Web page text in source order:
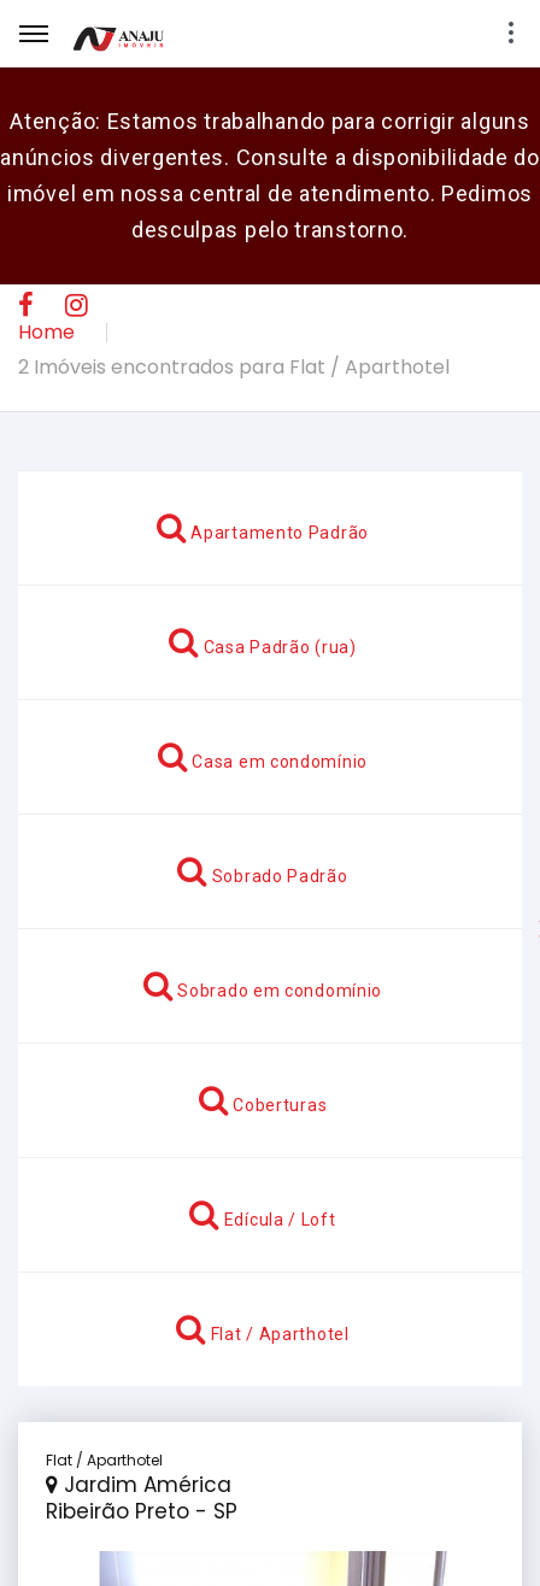
Atenção: Estamos trabalhando para corrigir alguns
anúncios divergentes. Consulte a disponibilidade do
imóvel em nossa central de atendimento. Pedimos
desculpas pelo transtorno.
E-mail
Home
2 Imóveis encontrados para Flat / Aparthotel
Apartamento Padrão
Casa Padrão (rua)
Casa em condomínio
Sobrado Padrão
Sobrado em condomínio
Coberturas
Edícula / Loft
Flat / Aparthotel
Flat / Aparthotel
Jardim América
Ribeirão Preto - SP